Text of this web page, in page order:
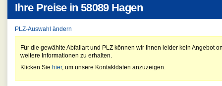
Ihre Preise in58089 Hagen
PLZ-Auswahl ändern
Für die gewählte Abfallart und PLZ können wir Ihnen leider kein Angebot
weitere Informationen zu erhalten.
Klicken Sie hier, um unsere Kontaktdaten anzuzeigen.